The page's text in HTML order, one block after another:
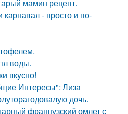
мамин рецепт.
- просто и по-
воды.
вкyсно!
Интересы": Лиза
дочь.
французский омлет с